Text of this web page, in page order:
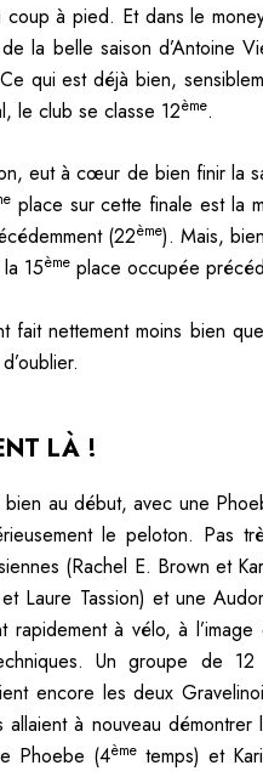
à pied. Et dans le
la belle saison d’Antoine
qui est déjà bien,
le club se classe 12ème.
eut à cœur de bien finir la
place sur cette finale est la
(22ème). Mais,
15ème place occupée
nettement moins bien
LÀ !
au début, avec une
le peloton. Pas
(Rachel E. Brown et
Laure Tassion) et une
rapidement à vélo, à l’image
Un groupe de
encore les deux
allaient à nouveau
Phoebe (4ème temps) et